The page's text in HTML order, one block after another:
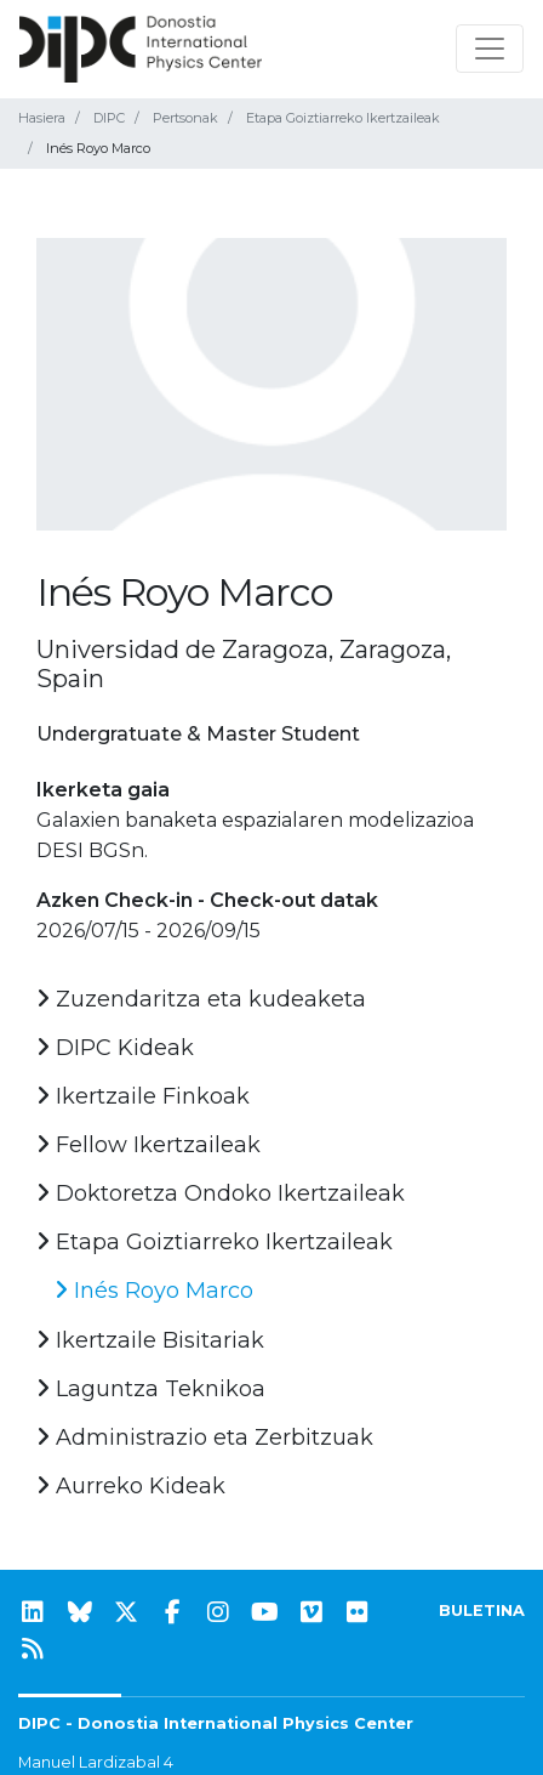
Hasiera DIPC Pertsonak
Etapa Goiztiarreko Ikertzaileak
Inés Royo Marco
Inés Royo Marco
Universidad de Zaragoza, Zaragoza,
Spain
Undergratuate & Master Student
Ikerketa gaia
Galaxien banaketa espazialaren modelizazioa
DESI BGSn.
Azken Check-in - Check-out datak
2026/07/15 - 2026/09/15
Zuzendaritza eta kudeaketa
DIPC Kideak
Ikertzaile Finkoak
Fellow Ikertzaileak
Doktoretza Ondoko Ikertzaileak
Etapa Goiztiarreko Ikertzaileak
Inés Royo Marco
Ikertzaile Bisitariak
Laguntza Teknikoa
Administrazio eta Zerbitzuak
Aurreko Kideak
BULETINA
DIPC - Donostia International Physics Center
Manuel Lardizabal 4